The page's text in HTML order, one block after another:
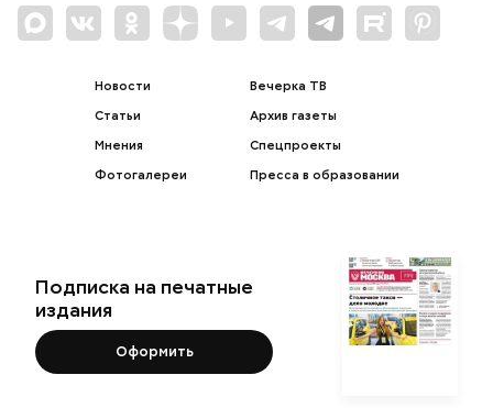
Новости
Статьи
Мнения
Фотогалереи
Вечерка ТВ
Архив газеты
Спецпроекты
Пресса в образовании
Подписка на печатные
издания
Оформить